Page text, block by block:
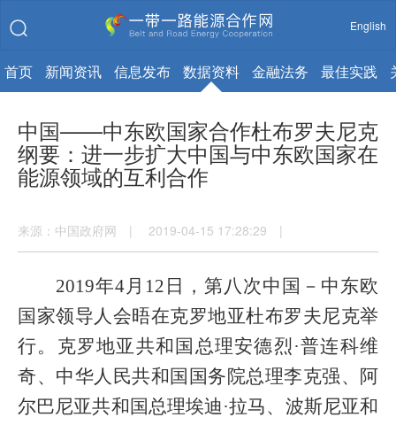
English
首页 新闻资讯 信息发布 数据资料 金融法务 最佳实践
中国——中东欧国家合作杜布罗夫尼克
纲要：进一步扩大中国与中东欧国家在
能源领域的互利合作
来源：中国政府网 | 2019-04-15 17:28:29 |
2019年4月 12 日，第八次中国－中东欧
国家领导人会晤在克罗地亚杜布罗夫尼克举
行。克罗地亚共和国总理安德烈·普连科维
奇、中华人民共和国国务院总理李克强、阿
尔巴尼亚共和国总理埃迪·拉马、波斯尼亚和